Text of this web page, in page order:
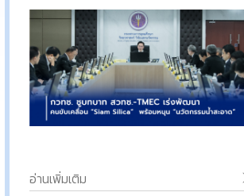
สวทช. ช่วยประชาชน ฝ่าวิกฤตแหล่งน้ำ
อ่านเพิ่มเติม